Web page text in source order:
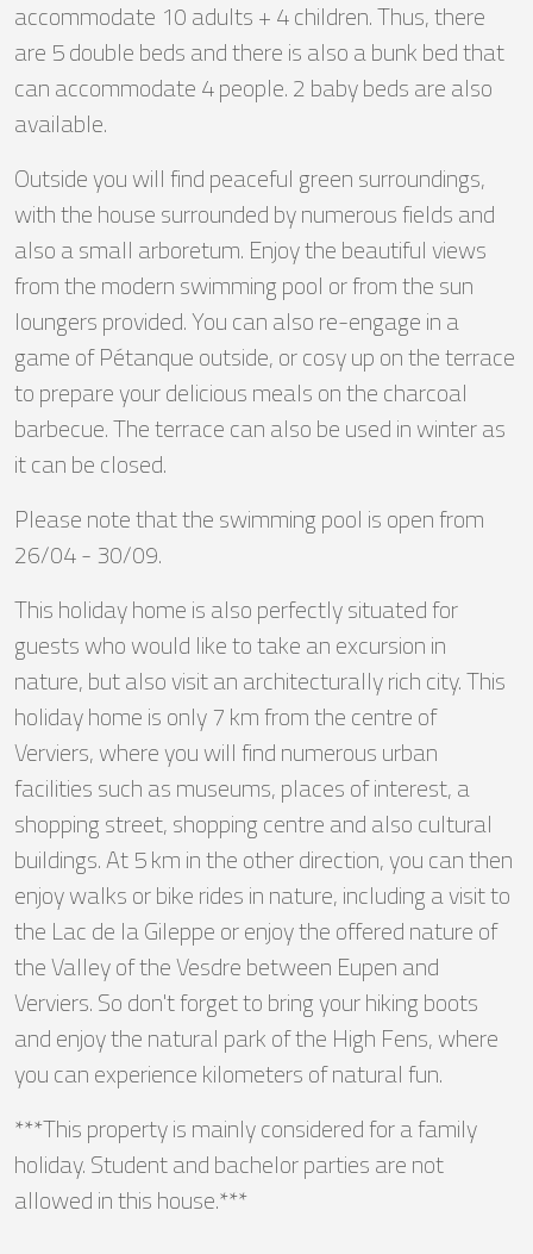
accommodate 10 adults + 4 children. Thus, there
are 5 double beds and there is also a bunk bed that
can accommodate 4 people. 2 baby beds are also
available.
Outside you will find peaceful green surroundings,
with the house surrounded by numerous fields and
also a small arboretum. Enjoy the beautiful views
from the modern swimming pool or from the sun
loungers provided. You can also re-engage in a
game of Pétanque outside, or cosy up on the terrace
to prepare your delicious meals on the charcoal
barbecue. The terrace can also be used in winter as
it can be closed.
Please note that the swimming pool is open from
26/04 - 30/09.
This holiday home is also perfectly situated for
guests who would like to take an excursion in
nature, but also visit an architecturally rich city. This
holiday home is only 7 km from the centre of
Verviers, where you will find numerous urban
facilities such as museums, places of interest, a
shopping street, shopping centre and also cultural
buildings. At 5 km in the other direction, you can then
enjoy walks or bike rides in nature, including a visit to
the Lac de la Gileppe or enjoy the offered nature of
the Valley of the Vesdre between Eupen and
Verviers. So don't forget to bring your hiking boots
and enjoy the natural park of the High Fens, where
you can experience kilometers of natural fun.
***This property is mainly considered for a family
holiday. Student and bachelor parties are not
allowed in this house.***